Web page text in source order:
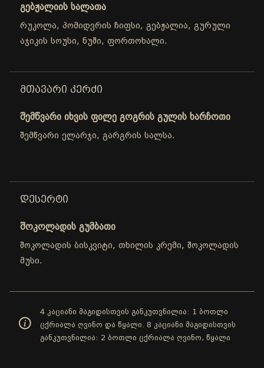
გებჟალიის სალათა
რუკოლა, პომიდვრის ჩიფსი, გებჟალია, გურული
აჯიკის სოუსი, ნუში, ფორთოხალი.
ᲛᲗᲐᲕᲐᲠᲘ ᲙᲔᲠᲫᲘ
შემწვარი იხვის ფილე გოგრის გულის ხარჩოთი
შემწვარი ელარჯი, გარგრის სალსა.
ᲓᲔᲡᲔᲠᲢᲘ
შოკოლადის გუმბათი
შოკოლადის ბისკვიტი, თხილის კრემი, შოკოლადის
მუსი.
4 კაციანი მაგიდისთვის განკუთვნილია: 1 ბოთლი
ცქრიალა ღვინო და წყალი. 8 კაციანი მაგიდისთვის
განკუთვნილია: 2 ბოთლი ცქრიალა ღვინო, წყალი